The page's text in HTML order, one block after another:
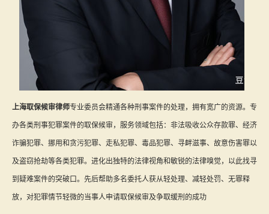
上海取保候审律师专业委员会精通各种刑事案件的处理，拥有宽广的资源。专
办各类刑事犯罪案件的取保候审，服务领域包括：非法吸收公众存款罪、经济
诈骗犯罪、挪用和贪污犯罪、走私犯罪、毒品犯罪、寻衅滋事、故意伤害罪以
及盗窃抢劫等各类犯罪。进化出独特的法律视角和敏锐的法律嗅觉，以此找寻
到疑难案件的突破口。先后帮助多名委托人获从轻处理、减轻处罚、无罪释
放，对犯罪情节轻微的当事人申请取保候审及争取缓刑的成功